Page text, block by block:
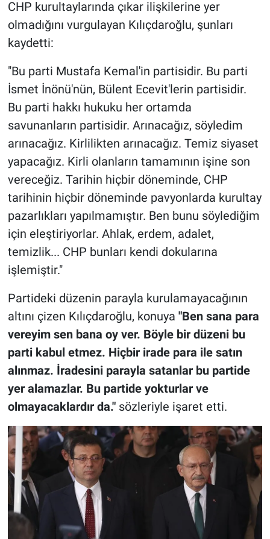
CHP kurultaylarında çıkar ilişkilerine yer
olmadığını vurgulayan Kılıçdaroğlu, şunları
kaydetti:
"Bu parti Mustafa Kemal'in partisidir. Bu parti
İsmet İnönü'nün, Bülent Ecevit'lerin partisidir.
Bu parti hakkı hukuku her ortamda
savunanların partisidir. Arınacağız, söyledim
arınacağız. Kirlilikten arınacağız. Temiz siyaset
yapacağız. Kirli olanların tamamının işine son
vereceğiz. Tarihin hiçbir döneminde, CHP
tarihinin hiçbir döneminde pavyonlarda kurultay
pazarlıkları yapılmamıştır. Ben bunu söylediğim
için eleştiriyorlar. Ahlak, erdem, adalet,
temizlik... CHP bunları kendi dokularına
işlemiştir."
Partideki düzenin parayla kurulamayacağının
altını çizen Kılıçdaroğlu, konuya "Ben sana para
vereyim sen bana oy ver. Böyle bir düzeni bu
parti kabul etmez. Hiçbir irade para ile satın
alınmaz. İradesini parayla satanlar bu partide
yer alamazlar. Bu partide yokturlar ve
olmayacaklardır da." sözleriyle işaret etti.